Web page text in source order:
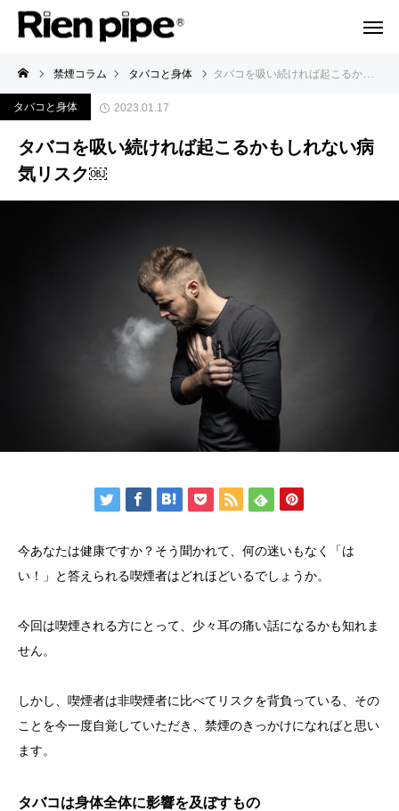
禁煙コラム タバコと身体 タバコを吸い続ければ起こるかもしれない病気リスク￼
タバコと身体 2023.01.17
タバコを吸い続ければ起こるかもしれない病
気リスク￼
今あなたは健康ですか？そう聞かれて、何の迷いもなく「は
い！」と答えられる喫煙者はどれほどいるでしょうか。
今回は喫煙される方にとって、少々耳の痛い話になるかも知れま
せん。
しかし、喫煙者は非喫煙者に比べてリスクを背負っている、その
ことを今一度自覚していただき、禁煙のきっかけになればと思い
ます。
タバコは身体全体に影響を及ぼすもの